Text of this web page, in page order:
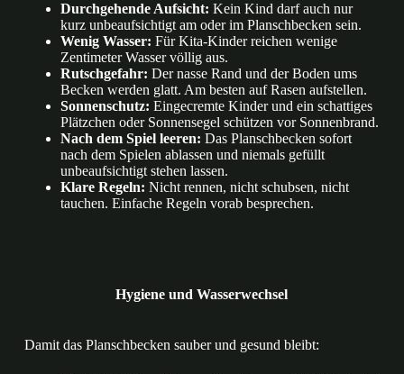
Durchgehende Aufsicht: Kein Kind darf auch nur
kurz unbeaufsichtigt am oder im Planschbecken sein.
Wenig Wasser: Für Kita-Kinder reichen wenige
Zentimeter Wasser völlig aus.
Rutschgefahr: Der nasse Rand und der Boden ums
Becken werden glatt. Am besten auf Rasen aufstellen.
Sonnenschutz: Eingecremte Kinder und ein schattiges
Plätzchen oder Sonnensegel schützen vor Sonnenbrand.
Nach dem Spiel leeren: Das Planschbecken sofort
nach dem Spielen ablassen und niemals gefüllt
unbeaufsichtigt stehen lassen.
Klare Regeln: Nicht rennen, nicht schubsen, nicht
tauchen. Einfache Regeln vorab besprechen.
Hygiene und Wasserwechsel
Damit das Planschbecken sauber und gesund bleibt: